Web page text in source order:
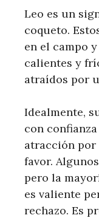
Leo es un
coqueto.
en el campo
calientes y
atraídos por
Idealmente,
con
atracción por
favor.
pero la
es valiente
rechazo. Es